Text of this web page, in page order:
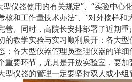
型仪器使用的有关规定”、“实验中
核和工作量技术办法”、“对外接样
善。同时，高院长安排部署了近期重
的教学实验与实习顺利展开；各大
；各大型仪器管理员整理仪器的详细
重要环节，尤其是开放实验室，要
型仪器的管理一定要坚持双人或小